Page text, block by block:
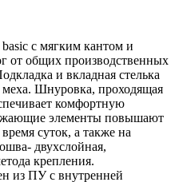
c мягким кантом и
от общих производственных
и вкладная стелька
меха. Шнуровка, проходящая
комфортную
элементы повышают
суток, а также на
двухслойная,
крепления.
из ПУ с внутренней